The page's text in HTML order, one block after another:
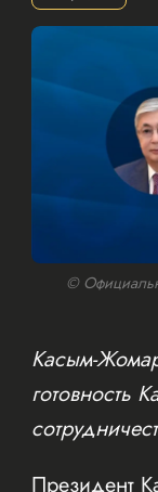
©
Касым-
готовность
Президент